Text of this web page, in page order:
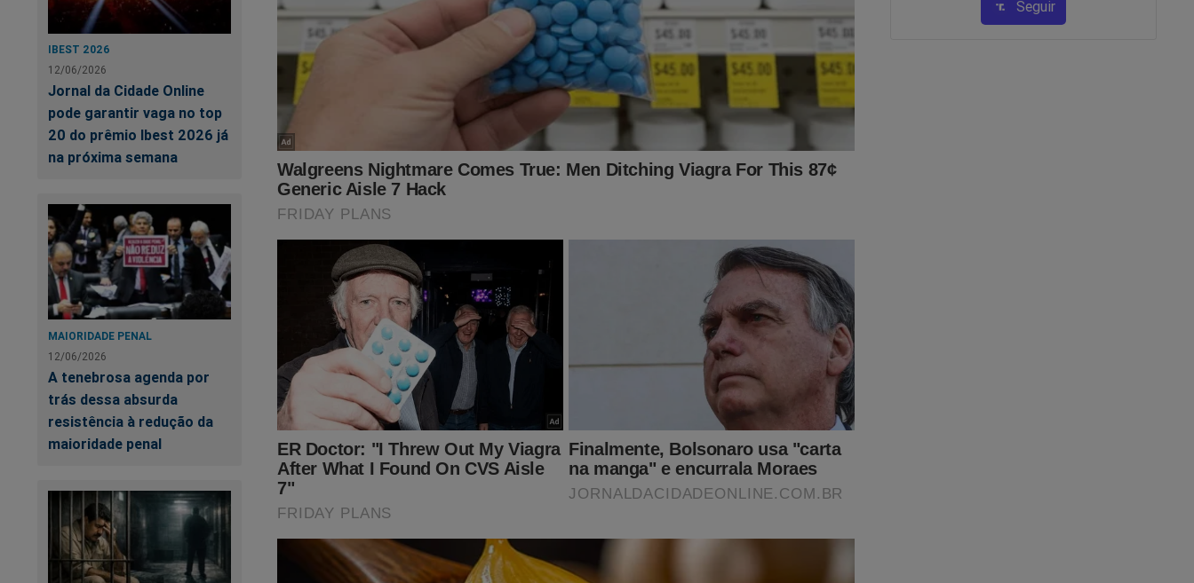
IBEST 2026
12/06/2026
Jornal da Cidade Online
pode garantir vaga no top
20 do prêmio Ibest 2026 já
na próxima semana
MAIORIDADE PENAL
12/06/2026
A tenebrosa agenda por
trás dessa absurda
resistência à redução da
maioridade penal
Eis o testamento do Papa Francisco com pedido surpreendente
para sepultamento
A emissora vive dias de terror... Sua queda de audiência e crise sem fim é o retrato do
jornalismo militante e da lacração que dominou a Globo. Para piorar a situação, um "dossiê"
foi lançado e expõe o que a alta cúpula da emissora sempre tentou esconder. Conheça agora
o livro "Dossiê Globo: Os Segredos da Emissora"
A obra expõe como, ao longo das
décadas, a emissora negligenciou sistematicamente os crimes que ocorriam em seus
bastidores e revela escândalos, casos de assédio, acordos e escusas relações
políticas. Trata-se de um verdadeiro arquivo histórico sobre o Grupo Globo. Caso queira
conhecer esse livro, clique no link abaixo:
Certamente, esse lançamento vai tirar o sono de muita gente...
Seguir